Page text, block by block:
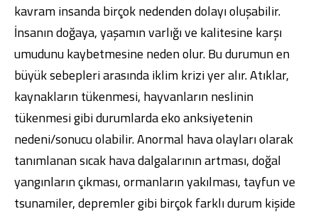
kavram insanda birçok nedenden dolayı oluşabilir.
İnsanın doğaya, yaşamın varlığı ve kalitesine karşı
umudunu kaybetmesine neden olur. Bu durumun en
büyük sebepleri arasında iklim krizi yer alır. Atıklar,
kaynakların tükenmesi, hayvanların neslinin
tükenmesi gibi durumlarda eko anksiyetenin
nedeni/sonucu olabilir. Anormal hava olayları olarak
tanımlanan sıcak hava dalgalarının artması, doğal
yangınların çıkması, ormanların yakılması, tayfun ve
tsunamiler, depremler gibi birçok farklı durum kişide